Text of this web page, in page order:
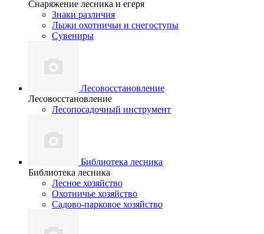
Снаряжение лесника и егеря
Знаки различия
Лыжи охотничьи и снегоступы
Сувениры
Лесовосстановление
Лесовосстановление
Лесопосадочный инструмент
Библиотека лесника
Библиотека лесника
Лесное хозяйство
Охотничье хозяйство
Садово-парковое хозяйство